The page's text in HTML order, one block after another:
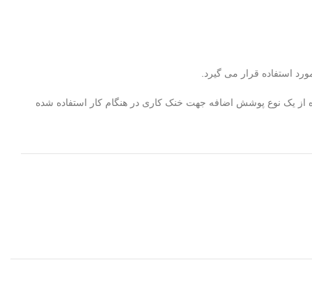
استفاده قرار می گیرد.
از یک نوع پوشش اضافه جهت خنک کاری در هنگام کار استفاده شده